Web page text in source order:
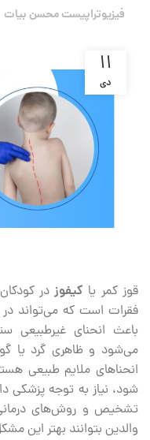
فیزیوتراپیست محسن بیات
۱۱
دی
قوز کمر یا کیفوزدر
فقرات است که می‌تواند
باعث انحنای
می‌شود و ظاهری گرد یا
شود، نیاز به توجه پزشکی
تشخیص و روش‌های درمانی،
والدین بتوانند بهتر این